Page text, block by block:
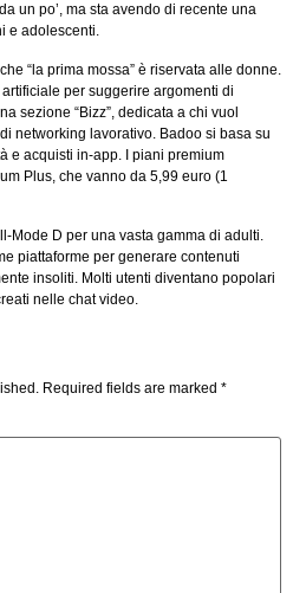
un po’, ma sta avendo di recente una
e adolescenti.
“la prima mossa” è riservata alle donne.
per suggerire argomenti di
sezione “Bizz”, dedicata a chi vuol
networking lavorativo. Badoo si basa su
e acquisti in-app. I piani premium
Plus, che vanno da 5,99 euro (1
Mode D per una vasta gamma di adulti.
piattaforme per generare contenuti
insoliti. Molti utenti diventano popolari
nelle chat video.
Required fields are marked *